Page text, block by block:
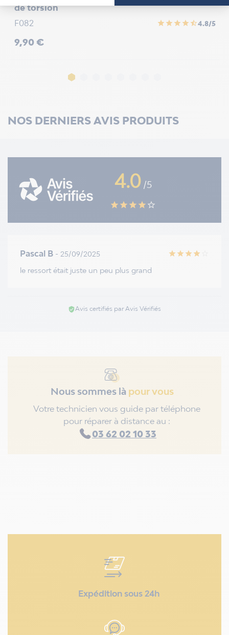
de torsion
F082
star star star star star_half4.8/5
Prix
9,90 €
NOS DERNIERS AVIS PRODUITS
4.0 /5
star star star star star_border
Pascal B - 25/09/2025 star star star star
le ressort était juste un peu plus grand
verified_userAvis certifiés par Avis Vérifiés
Nous sommes là pour vous
Votre technicien vous guide par téléphone
pour réparer à distance au :
03 62 02 10 33
Expédition sous 24h